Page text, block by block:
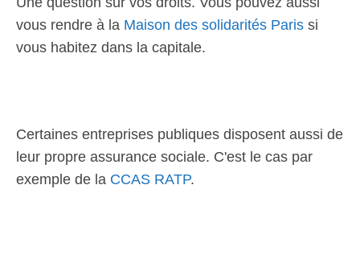
vous rendre à la Maison des solidarités Paris si
vous habitez dans la capitale.
Certaines entreprises publiques disposent aussi de
leur propre assurance sociale. C'est le cas par
exemple de la CCAS RATP.